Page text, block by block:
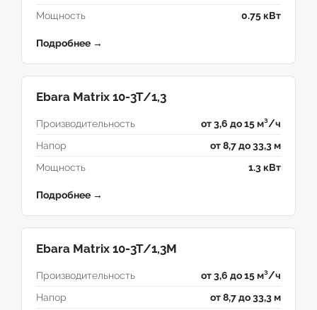
Мощность
0.75 кВт
Подробнее →
Ebara Matrix 10-3T/1,3
Производительность
от 3,6 до 15 м³/ч
Напор
от 8,7 до 33,3 м
Мощность
1.3 кВт
Подробнее →
Ebara Matrix 10-3T/1,3M
Производительность
от 3,6 до 15 м³/ч
Напор
от 8,7 до 33,3 м